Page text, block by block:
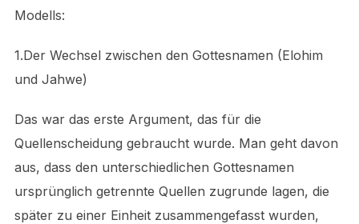
Modells:
1.Der Wechsel zwischen den Gottesnamen (Elohim
und Jahwe)
Das war das erste Argument, das für die
Quellenscheidung gebraucht wurde. Man geht davon
aus, dass den unterschiedlichen Gottesnamen
ursprünglich getrennte Quellen zugrunde lagen, die
später zu einer Einheit zusammengefasst wurden,